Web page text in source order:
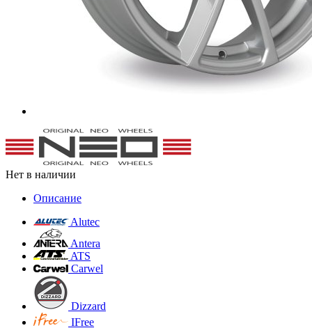
Нет в наличии
Описание
Alutec
Antera
ATS
Carwel
Dizzard
IFree